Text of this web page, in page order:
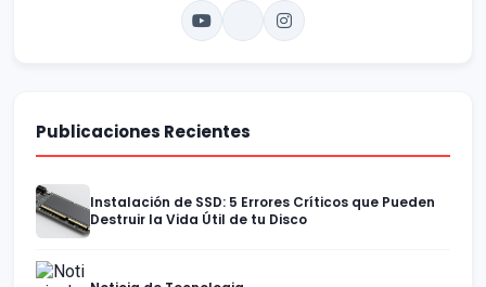
Publicaciones Recientes
Instalación de SSD: 5 Errores Críticos que Pueden
Destruir la Vida Útil de tu Disco